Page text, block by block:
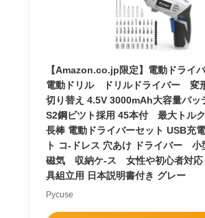
【Amazon.co.jp限定】電動ドライ
電動ドリル ドリルドライバー 変
切り替え 4.5V 3000mAh大容量バッ
S2鋼ビツト採用 45本付 最大トル
長棒 電動ドライバーセット USB充
ト コ-ドレス 穴あけ ドライバー
磁気 収納ケ-ス 女性や初心者対応
具組立用 日本説明書付き グレー
Pycuse